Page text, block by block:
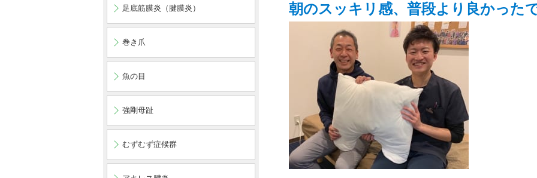
朝のスッキリ感、普段より良かった
足底筋膜炎（腱膜炎）
巻き爪
魚の目
強剛母趾
むずむず症候群